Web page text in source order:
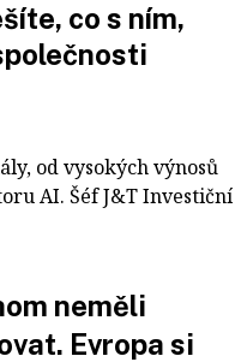
co s ním,
od vysokých výnosů
AI. Šéf J&T Investiční
neměli
Evropa si